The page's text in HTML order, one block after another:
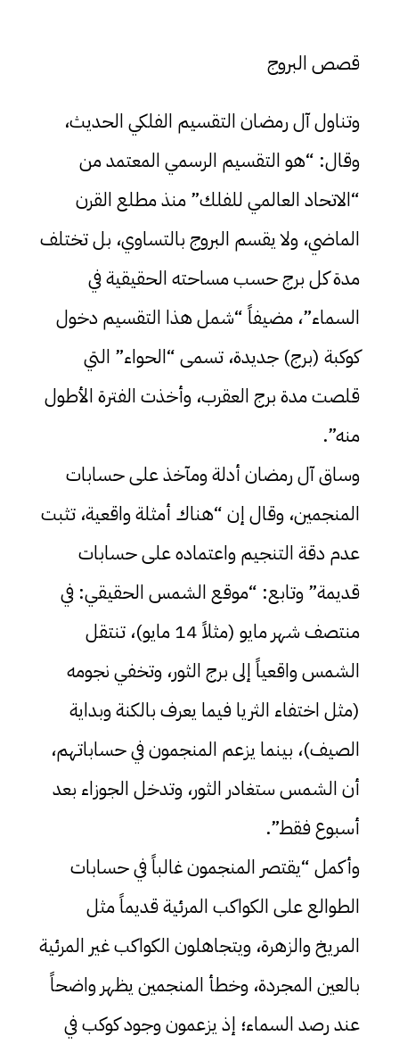
قصص البروج
وتناول آل رمضان التقسيم الفلكي الحديث،
وقال: “هو التقسيم الرسمي المعتمد من
“الاتحاد العالمي للفلك” منذ مطلع القرن
الماضي، ولا يقسم البروج بالتساوي، بل تختلف
مدة كل برج حسب مساحته الحقيقية في
السماء”، مضيفاً “شمل هذا التقسيم دخول
كوكبة (برج) جديدة، تسمى “الحواء” التي
قلصت مدة برج العقرب، وأخذت الفترة الأطول
منه”.
وساق آل رمضان أدلة ومآخذ على حسابات
المنجمين، وقال إن “هناك أمثلة واقعية، تثبت
عدم دقة التنجيم واعتماده على حسابات
قديمة” وتابع: “موقع الشمس الحقيقي: في
منتصف شهر مايو (مثلاً 14 مايو)، تنتقل
الشمس واقعياً إلى برج الثور، وتخفي نجومه
(مثل اختفاء الثريا فيما يعرف بالكنة وبداية
الصيف)، بينما يزعم المنجمون في حساباتهم،
أن الشمس ستغادر الثور، وتدخل الجوزاء بعد
أسبوع فقط”.
وأكمل “يقتصر المنجمون غالباً في حسابات
الطوالع على الكواكب المرئية قديماً مثل
المريخ والزهرة، ويتجاهلون الكواكب غير المرئية
بالعين المجردة، وخطأ المنجمين يظهر واضحاً
عند رصد السماء؛ إذ يزعمون وجود كوكب في